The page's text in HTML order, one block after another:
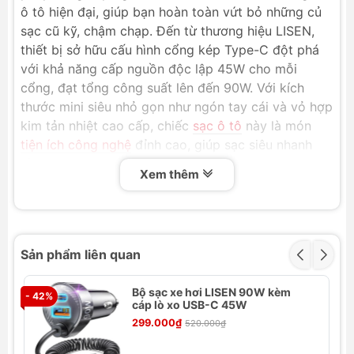
ô tô hiện đại, giúp bạn hoàn toàn vứt bỏ những củ
sạc cũ kỹ, chậm chạp. Đến từ thương hiệu LISEN,
thiết bị sở hữu cấu hình cổng kép Type-C đột phá
với khả năng cấp nguồn độc lập 45W cho mỗi
cổng, đạt tổng công suất lên đến 90W. Với kích
thước mini siêu nhỏ gọn như ngón tay cái và vỏ hợp
kim tản nhiệt cao cấp, chiếc sạc ô tô này là món
tiện ích công nghệ đỉnh cao, giúp sạc siêu nhanh
đồng thời cho cả iPhone 17 Pro Max, iPad Pro hay
các dòng smartphone Android thế hệ mới trên mọi
Tính năng nổi bật
Hai cổng Type-C sạc nhanh độc lập:
Mỗi cổng
ra USB-C cung cấp mức năng lượng lên đến
45W, cho phép sạc nhanh song song hai thiết
bị công suất cao cùng lúc mà không bị chia sẻ
hay sụt giảm dòng điện.
Xem thêm
Sản phẩm liên quan
- 42%
Bộ sạc xe hơi LISEN 90W kèm
cáp lò xo USB-C 45W
299.000₫ 520.000₫